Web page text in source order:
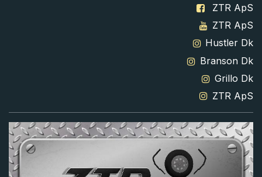
ZTR ApS
ZTR ApS
Hustler Dk
Branson Dk
Grillo Dk
ZTR ApS